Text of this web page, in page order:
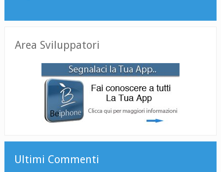
Area Sviluppatori
Ultimi Commenti